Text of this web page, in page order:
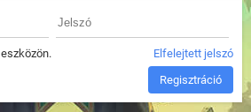
Elfelejtett jelszó
Regisztráció